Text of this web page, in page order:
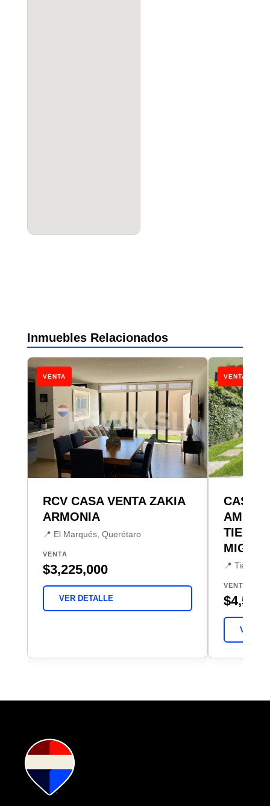
Inmuebles Relacionados
VENTA
RCV CASA VENTA ZAKIA
ARMONIA
📍 El Marqués, Querétaro
VENTA
$3,225,000
VER DETALLE
VENTA
CASA
📍
VENTA
VER